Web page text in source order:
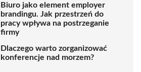
Biuro jako element employer
brandingu. Jak przestrzeń do
pracy wpływa na postrzeganie
firmy
Dlaczego warto zorganizować
konferencje nad morzem?